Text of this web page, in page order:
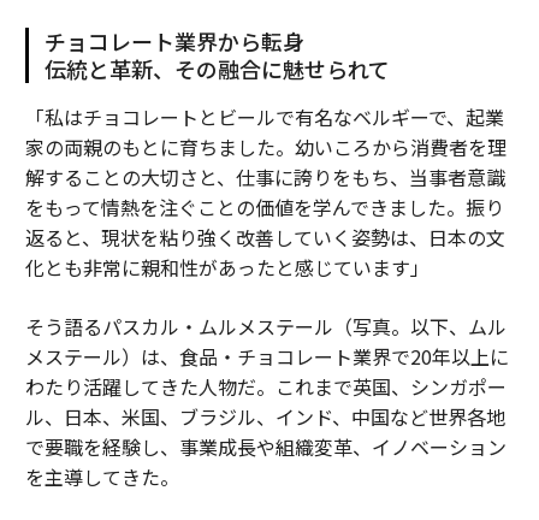
チョコレート業界から転身
伝統と革新、その融合に魅せられて
「私はチョコレートとビールで有名なベルギーで、起業
家の両親のもとに育ちました。幼いころから消費者を理
解することの大切さと、仕事に誇りをもち、当事者意識
をもって情熱を注ぐことの価値を学んできました。振り
返ると、現状を粘り強く改善していく姿勢は、日本の文
化とも非常に親和性があったと感じています」
そう語るパスカル・ムルメステール（写真。以下、ムル
メステール）は、食品・チョコレート業界で20年以上に
わたり活躍してきた人物だ。これまで英国、シンガポー
ル、日本、米国、ブラジル、インド、中国など世界各地
で要職を経験し、事業成長や組織変革、イノベーション
を主導してきた。